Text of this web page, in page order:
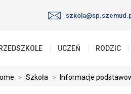
UCZEŃ RODZIC
> Szkoła > Informacje